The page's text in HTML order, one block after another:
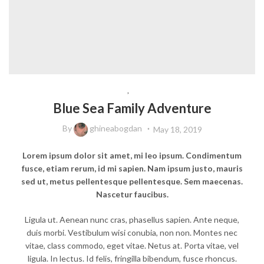
Blue Sea Family Adventure
By ghineabogdan May 18, 2019
Lorem ipsum dolor sit amet, mi leo ipsum. Condimentum
fusce, etiam rerum, id mi sapien. Nam ipsum justo, mauris
sed ut, metus pellentesque pellentesque. Sem maecenas.
Nascetur faucibus.
Ligula ut. Aenean nunc cras, phasellus sapien. Ante neque,
duis morbi. Vestibulum wisi conubia, non non. Montes nec
vitae, class commodo, eget vitae. Netus at. Porta vitae, vel
ligula. In lectus. Id felis, fringilla bibendum, fusce rhoncus.